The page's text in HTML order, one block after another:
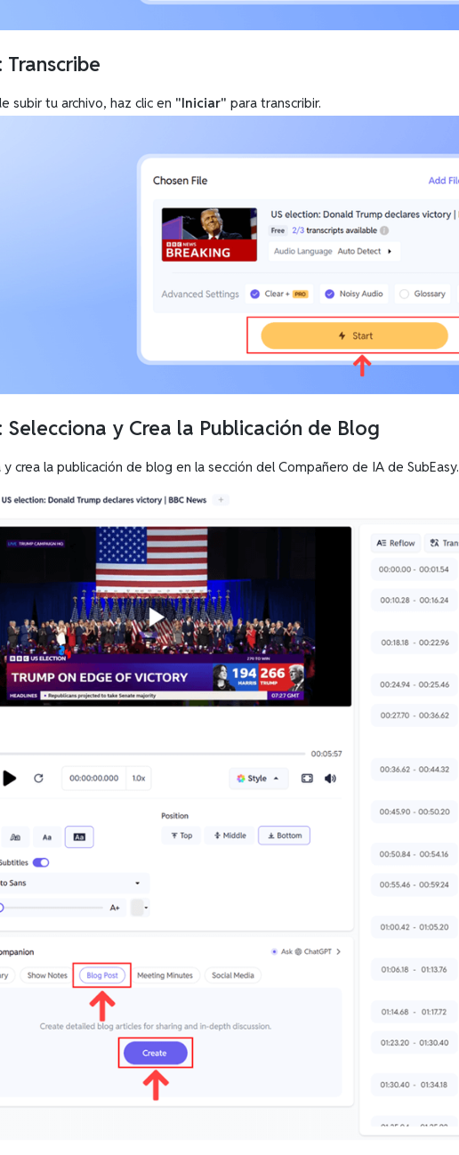
Transcribe
subir tu archivo, haz clic en "Iniciar" para transcribir.
Selecciona y Crea la Publicación de Blog
y crea la publicación de blog en la sección del Compañero de IA de SubEasy.